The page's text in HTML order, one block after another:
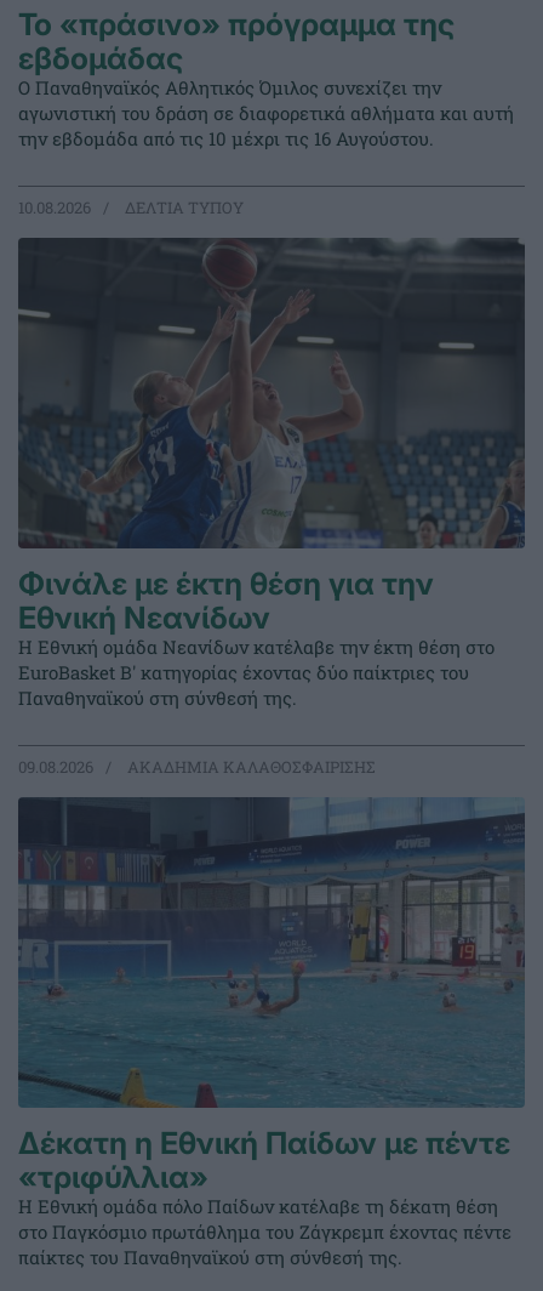
Το «πράσινο» πρόγραμμα της
εβδομάδας
Ο Παναθηναϊκός Αθλητικός Όμιλος συνεχίζει την
αγωνιστική του δράση σε διαφορετικά αθλήματα και αυτή
την εβδομάδα από τις 10 μέχρι τις 16 Αυγούστου.
10.08.2026 ΔΕΛΤΙΑ ΤΥΠΟΥ
Φινάλε με έκτη θέση για την
Εθνική Νεανίδων
Η Εθνική ομάδα Νεανίδων κατέλαβε την έκτη θέση στο
EuroBasket Β' κατηγορίας έχοντας δύο παίκτριες του
Παναθηναϊκού στη σύνθεσή της.
09.08.2026 ΑΚΑΔΗΜΙΑ ΚΑΛΑΘΟΣΦΑΙΡΙΣΗΣ
Δέκατη η Εθνική Παίδων με πέντε
«τριφύλλια»
Η Εθνική ομάδα πόλο Παίδων κατέλαβε τη δέκατη θέση
στο Παγκόσμιο πρωτάθλημα του Ζάγκρεμπ έχοντας πέντε
παίκτες του Παναθηναϊκού στη σύνθεσή της.